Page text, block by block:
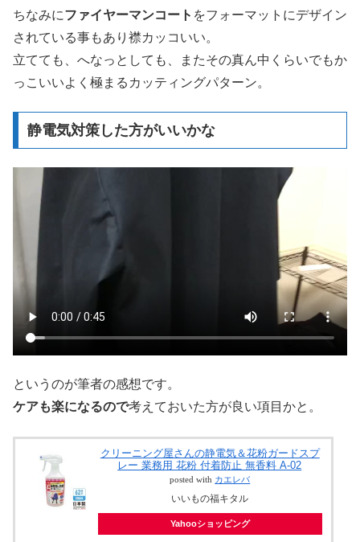
ちなみにファイヤーマンコート をフォーマットにデザイン
されている事もあり襟カッコいい。
立てても、へなっとしても、またその真ん中くらいでもか
っこいいよく極まるカッティングパターン。
静電気対策した方がいいかな
というのが筆者の感想です。
ケアも楽になるので考えておいた方が良い項目かと。
クリーニング屋さんの静電気＆花粉ガードスプ
レー 業務用 花粉 付着防止 無香料 A-02
posted with カエレバ
いいもの福キタル
Yahooショッピング